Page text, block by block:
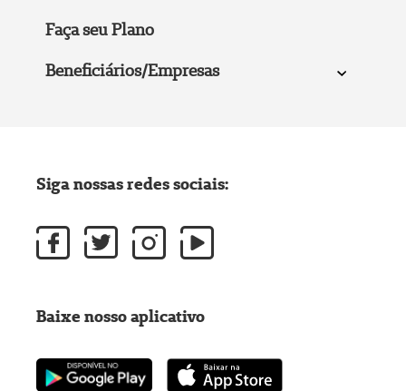
Faça seu Plano
Beneficiários/Empresas
Siga nossas redes sociais:
Baixe nosso aplicativo